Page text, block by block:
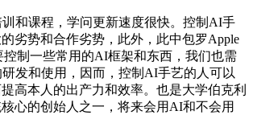
课程，学问更新速度很快。控制AI手
劣势和合作劣势，此外，此中包罗Apple
控制一些常用的AI框架和东西，我们也需
发和使用，因而，控制AI手艺的人可以
高本人的出产力和效率。也是大学伯克利
心的创始人之一，将来会用AI和不会用